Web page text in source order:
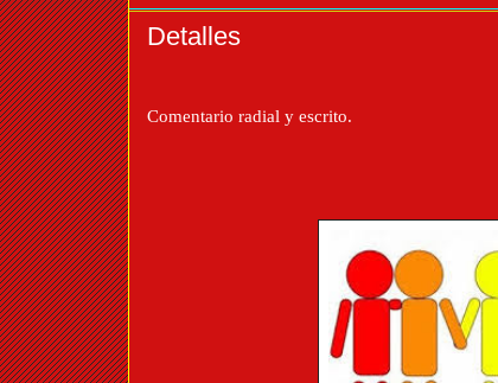
Detalles
Comentario radial y escrito.